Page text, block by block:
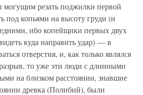
резать поджилки первой
под копьями на высоту груди (и
ибо копейщики первых двух
куда направить удар) — в
отверстия, и, как только являлся
то уже эти люди с длинными
на близком расстоянии, знавшие
древка (Полибий), были